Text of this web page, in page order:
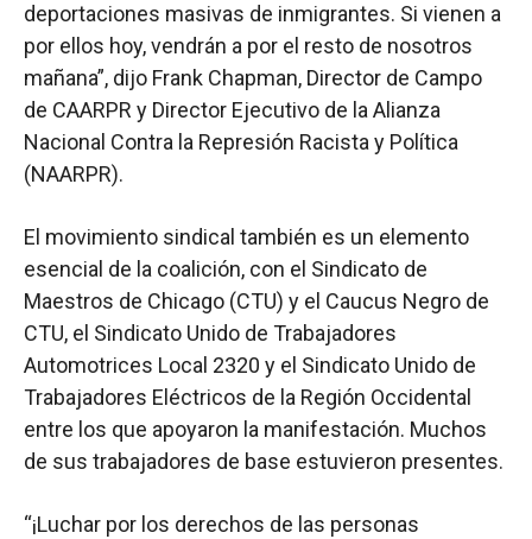
deportaciones masivas de inmigrantes. Si vienen a
por ellos hoy, vendrán a por el resto de nosotros
mañana”, dijo Frank Chapman, Director de Campo
de CAARPR y Director Ejecutivo de la Alianza
Nacional Contra la Represión Racista y Política
(NAARPR).
El movimiento sindical también es un elemento
esencial de la coalición, con el Sindicato de
Maestros de Chicago (CTU) y el Caucus Negro de
CTU, el Sindicato Unido de Trabajadores
Automotrices Local 2320 y el Sindicato Unido de
Trabajadores Eléctricos de la Región Occidental
entre los que apoyaron la manifestación. Muchos
de sus trabajadores de base estuvieron presentes.
“¡Luchar por los derechos de las personas